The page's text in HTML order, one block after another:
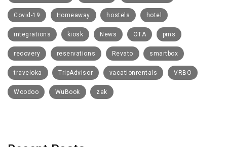
Covid-19 Homeaway hostels hotel
integrations kiosk News OTA pms
recovery reservations Revato smartbox
traveloka TripAdvisor vacationrentals VRBO
Woodoo WuBook zak